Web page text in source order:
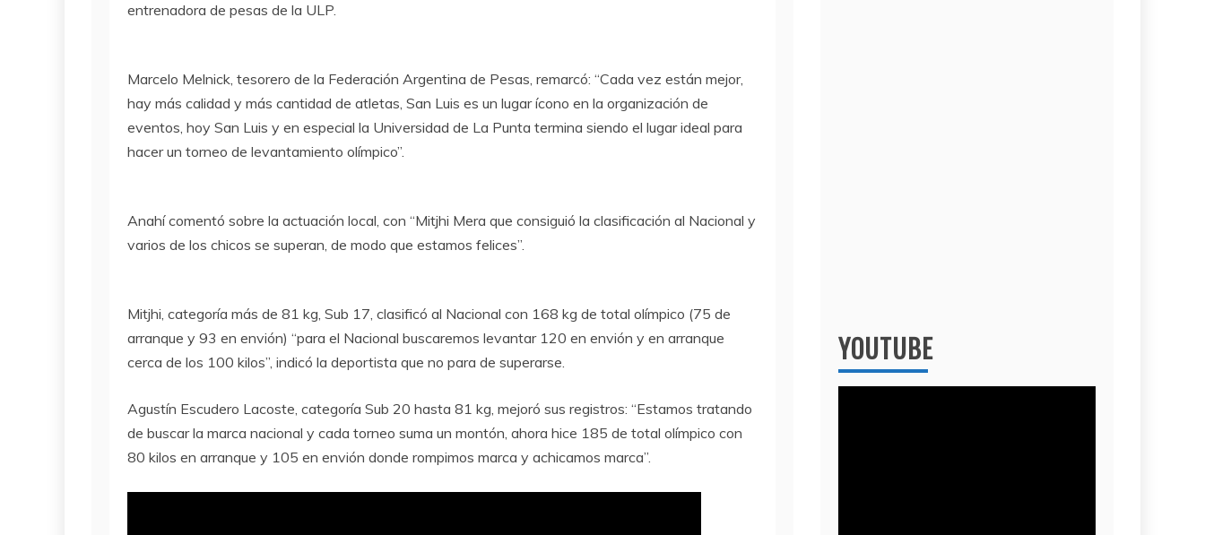
entrenadora de pesas de la ULP.
Marcelo Melnick, tesorero de la Federación Argentina de Pesas, remarcó: “Cada vez están mejor,
hay más calidad y más cantidad de atletas, San Luis es un lugar ícono en la organización de
eventos, hoy San Luis y en especial la Universidad de La Punta termina siendo el lugar ideal para
hacer un torneo de levantamiento olímpico”.
Anahí comentó sobre la actuación local, con “Mitjhi Mera que consiguió la clasificación al Nacional y
varios de los chicos se superan, de modo que estamos felices”.
Mitjhi, categoría más de 81 kg, Sub 17, clasificó al Nacional con 168 kg de total olímpico (75 de
arranque y 93 en envión) “para el Nacional buscaremos levantar 120 en envión y en arranque
cerca de los 100 kilos”, indicó la deportista que no para de superarse.
Agustín Escudero Lacoste, categoría Sub 20 hasta 81 kg, mejoró sus registros: “Estamos tratando
de buscar la marca nacional y cada torneo suma un montón, ahora hice 185 de total olímpico con
80 kilos en arranque y 105 en envión donde rompimos marca y achicamos marca”.
YOUTUBE